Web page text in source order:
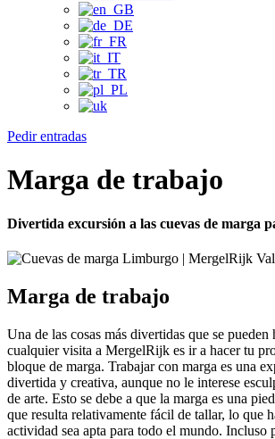
Pedir entradas
Marga de trabajo
Divertida excursión a las cuevas de marga
Marga de trabajo
Una de las cosas más divertidas que se pueden
cualquier visita a MergelRijk es ir a hacer tu
bloque de marga. Trabajar con marga es una
divertida y creativa, aunque no le interese
de arte. Esto se debe a que la marga es una
que resulta relativamente fácil de tallar, lo que
actividad sea apta para todo el mundo. Incluso